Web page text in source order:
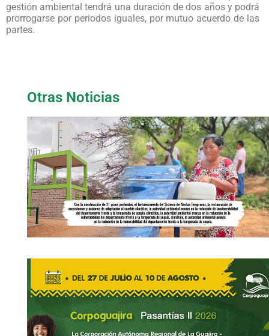
gestión ambiental tendrá una duración de dos años y podrá
prorrogarse por periodos iguales, por mutuo acuerdo de las
partes.
Otras Noticias